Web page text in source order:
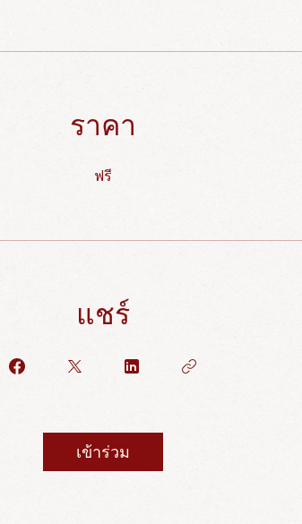
ราคา
ฟรี
แชร์
เข้าร่วม